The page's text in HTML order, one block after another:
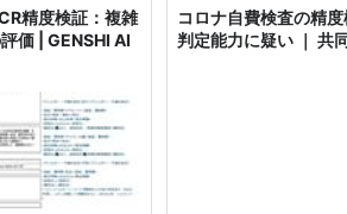
精度検証：複雑
価 | GENSHI AI
コロナ自費検査の精
判定能力に疑い ｜ 共